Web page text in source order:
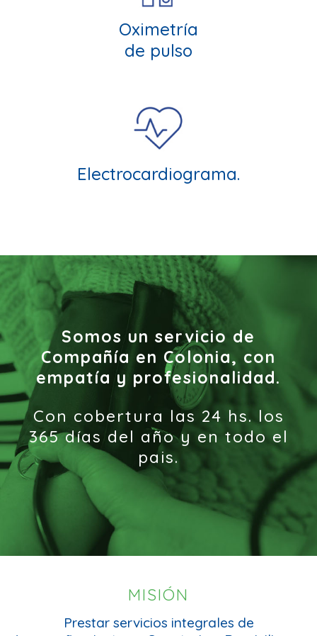
Oximetría
de pulso
Electrocardiograma.
Somos un servicio de
Compañía en Colonia, con
empatía y profesionalidad.
Con cobertura las 24 hs. los
365 días del año y en todo el
pais.
MISIÓN
Prestar servicios integrales de